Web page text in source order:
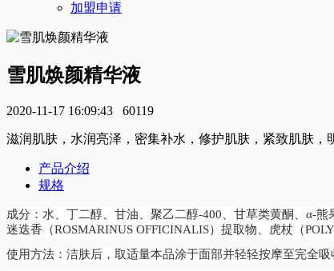
加盟申请
雪肌焕颜精华液
2020-11-17 16:09:43 60119
滋润肌肤，水润亮泽，密集补水，修护肌肤，紧致肌肤，
产品介绍
规格
成分：水、丁二醇、甘油、聚乙二醇-400、甘草类黄酮、α-
迷迭香（ROSMARINUS OFFICINALIS）提取物、虎杖（
使用方法：洁肤后，取适量本品涂于面部并轻轻按摩至完全吸